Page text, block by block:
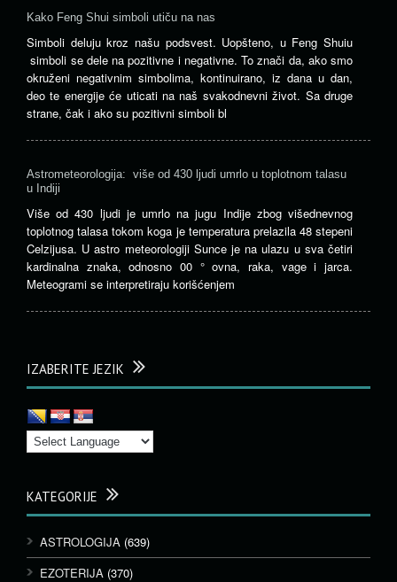
Kako Feng Shui simboli utiču na nas
Simboli deluju kroz našu podsvest. Uopšteno, u Feng Shuiu
simboli se dele na pozitivne i negativne. To znači da, ako smo
okruženi negativnim simbolima, kontinuirano, iz dana u dan,
deo te energije će uticati na naš svakodnevni život. Sa druge
strane, čak i ako su pozitivni simboli bl
Astrometeorologija: više od 430 ljudi umrlo u toplotnom talasu
u Indiji
Više od 430 ljudi je umrlo na jugu Indije zbog višednevnog
toplotnog talasa tokom koga je temperatura prelazila 48 stepeni
Celzijusa. U astro meteorologiji Sunce je na ulazu u sva četiri
kardinalna znaka, odnosno 00 ° ovna, raka, vage i jarca.
Meteogrami se interpretiraju korišćenjem
IZABERITE JEZIK
KATEGORIJE
ASTROLOGIJA (639)
EZOTERIJA (370)